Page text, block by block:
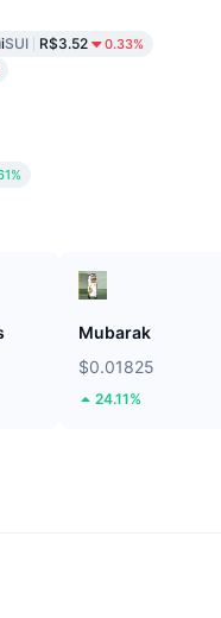
SUI R$3.52 0.33%
Mubarak
$0.01825
24.11%